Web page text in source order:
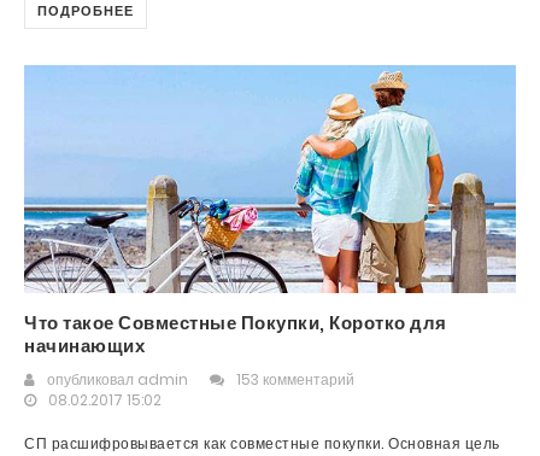
ПОДРОБНЕЕ
Что такое Совместные Покупки, Коротко для
начинающих
опубликовал admin
153 комментарий
08.02.2017 15:02
СП расшифровывается как совместные покупки. Основная цель